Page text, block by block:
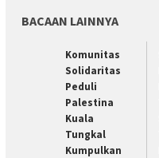
BACAAN LAINNYA
Komunitas
Solidaritas
Peduli
Palestina
Kuala
Tungkal
Kumpulkan